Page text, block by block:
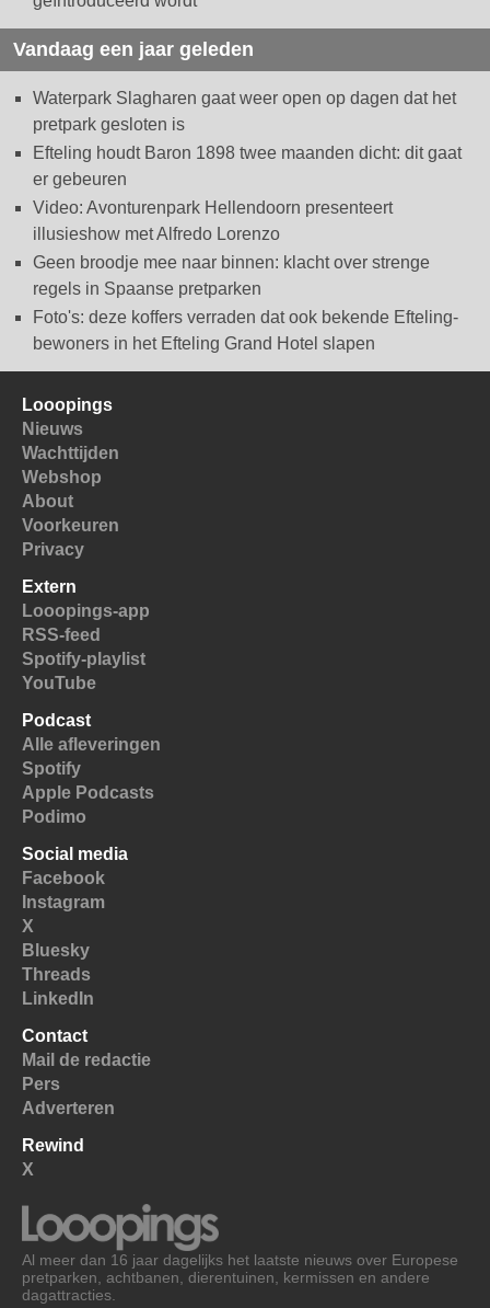
Vandaag een jaar geleden
Waterpark Slagharen gaat weer open op dagen dat het
pretpark gesloten is
Efteling houdt Baron 1898 twee maanden dicht: dit gaat
er gebeuren
Video: Avonturenpark Hellendoorn presenteert
illusieshow met Alfredo Lorenzo
Geen broodje mee naar binnen: klacht over strenge
regels in Spaanse pretparken
Foto's: deze koffers verraden dat ook bekende Efteling-
bewoners in het Efteling Grand Hotel slapen
Looopings
Nieuws
Wachttijden
Webshop
About
Voorkeuren
Privacy
Extern
Looopings-app
RSS-feed
Spotify-playlist
YouTube
Podcast
Alle afleveringen
Spotify
Apple Podcasts
Podimo
Social media
Facebook
Instagram
X
Bluesky
Threads
LinkedIn
Contact
Mail de redactie
Pers
Adverteren
Rewind
X
Al meer dan 16 jaar dagelijks het laatste nieuws over Europese
pretparken, achtbanen, dierentuinen, kermissen en andere
dagattracties.